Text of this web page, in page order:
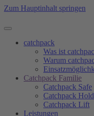
Zum Hauptinhalt springen
catchpack
Was ist
Warum
Catchpack Familie
Catchpack Safe
Catchpack Hold
Catchpack Lift
Leistungen